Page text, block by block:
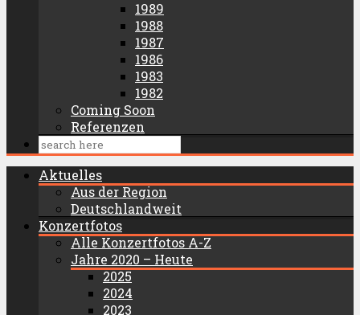
1989
1988
1987
1986
1983
1982
Coming Soon
Referenzen
Aktuelles
Aus der Region
Deutschlandweit
Konzertfotos
Alle Konzertfotos A-Z
Jahre 2020 – Heute
2025
2024
2023